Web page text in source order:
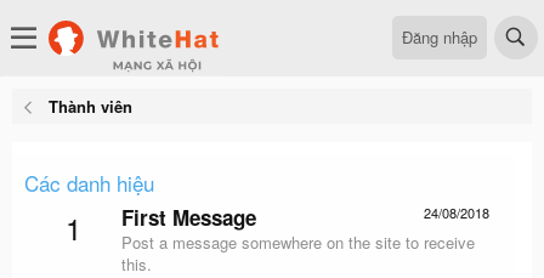
Đăng nhập
Thành viên
Các danh hiệu
1 24/08/2018
First Message
Post a message somewhere on the site to receive
this.